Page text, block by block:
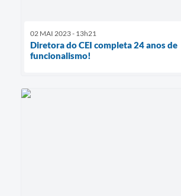
02 MAI 2023 - 13h21
Diretora do CEI completa 24 anos de
funcionalismo!